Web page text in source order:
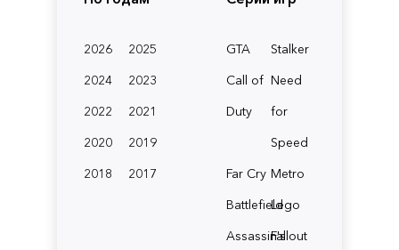
2026
2025
2024
2023
2022
2021
2020
2019
2018
2017
GTA
Stalker
Call of
Duty
Need
for
Speed
Far Cry Metro
BattlefieldLego
Assassin'sFallout